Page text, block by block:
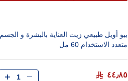
بيو أويل طبيعي زيت العناية بالبشرة و الجسم
متعدد الاستخدام 60 مل
٤٤٫٨٥ الكمية